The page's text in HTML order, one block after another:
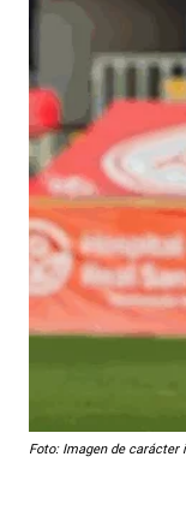
Foto: Imagen de carácter